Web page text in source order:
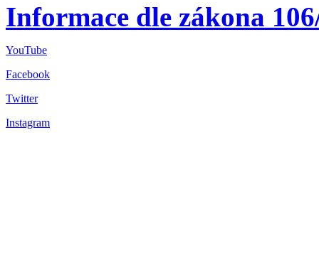
Informace dle zákona
YouTube
Facebook
Twitter
Instagram